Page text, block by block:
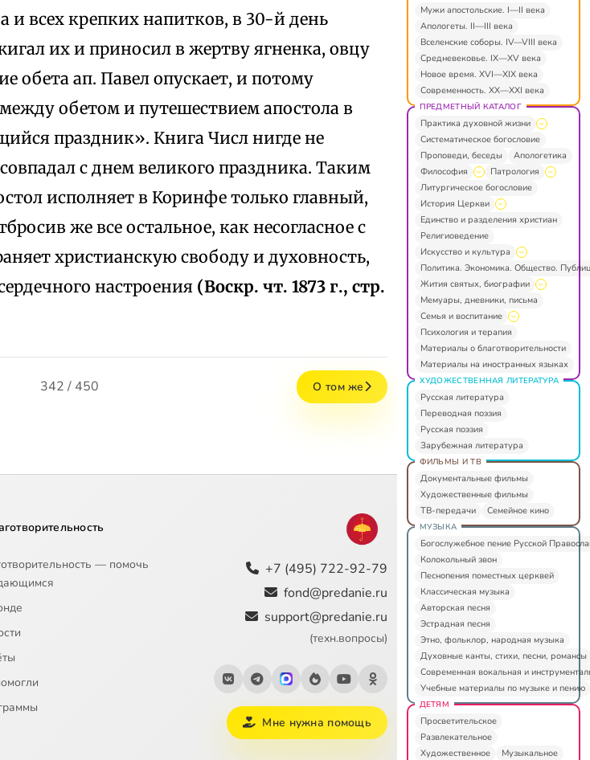
и всех крепких напитков, в 30-й день
их и приносил в жертву ягненка, овцу
обета ап. Павел опускает, и потому
обетом и путешествием апостола в
праздник». Книга Числ нигде не
с днем великого праздника. Таким
исполняет в Коринфе только главный,
же все остальное, как несогласное с
христианскую свободу и духовность,
настроения (Воскр. чт. 1873 г., стр.
342 / 450 О том же
— помочь
+7 (495) 722-92-79
fond@predanie.ru
support@predanie.ru
(техн.вопросы)
Мне нужна помощь
Мужи апостольские. I—II века
Апологеты. II—III века
Вселенские соборы. IV—VIII века
Средневековье. IX—XV века
Новое время. XVI—XIX века
Современность. XX—XXI века
ПРЕДМЕТНЫЙ КАТАЛОГ
Практика духовной жизни
Систематическое богословие
Проповеди, беседы
Апологетика
Философия
Патрология
Литургическое богословие
История Церкви
Единство и разделения христиан
Религиоведение
Искусство и культура
Политика. Экономика. Общество.
Жития святых, биографии
Мемуары, дневники, письма
Семья и воспитание
Психология и терапия
Материалы о благотворительности
Материалы на иностранных языках
ХУДОЖЕСТВЕННАЯ ЛИТЕРАТУРА
Русская литература
Переводная поэзия
Русская поэзия
Зарубежная литература
ФИЛЬМЫ И ТВ
Документальные фильмы
Художественные фильмы
ТВ-передачи
Семейное кино
МУЗЫКА
Богослужебное пение Русской
Колокольный звон
Песнопения поместных церквей
Классическая музыка
Авторская песня
Эстрадная песня
Этно, фольклор, народная музыка
Духовные канты, стихи, песни, романсы
Современная вокальная и
Учебные материалы по музыке и пению
ДЕТЯМ
Просветительское
Развлекательное
Художественное
Музыкальное